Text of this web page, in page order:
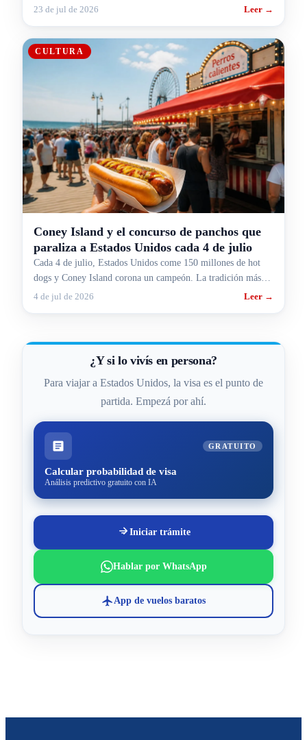
americana y por qué agosto es su mes.
23 de jul de 2026 Leer →
CULTURA
Coney Island y el concurso de panchos que
paraliza a Estados Unidos cada 4 de julio
Cada 4 de julio, Estados Unidos come 150 millones de hot
dogs y Coney Island corona un campeón. La tradición más
rara y más gringa, contada para argentinos.
4 de jul de 2026 Leer →
¿Y si lo vivís en persona?
Para viajar a Estados Unidos, la visa es el punto de
partida. Empezá por ahí.
Calcular probabilidad de visa
Análisis predictivo gratuito con IA
GRATUITO
Iniciar trámite
Hablar por WhatsApp
App de vuelos baratos